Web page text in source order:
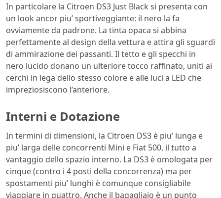
In particolare la Citroen DS3 Just Black si presenta con
un look ancor piu’ sportiveggiante: il nero la fa
ovviamente da padrone. La tinta opaca si abbina
perfettamente al design della vettura e attira gli sguardi
di ammirazione dei passanti. Il tetto e gli specchi in
nero lucido donano un ulteriore tocco raffinato, uniti ai
cerchi in lega dello stesso colore e alle luci a LED che
impreziosiscono l’anteriore.
Interni e Dotazione
In termini di dimensioni, la Citroen DS3 è piu’ lunga e
piu’ larga delle concorrenti Mini e Fiat 500, il tutto a
vantaggio dello spazio interno. La DS3 è omologata per
cinque (contro i 4 posti della concorrenza) ma per
spostamenti piu’ lunghi è comunque consigliabile
viaggiare in quattro. Anche il bagagliaio è un punto